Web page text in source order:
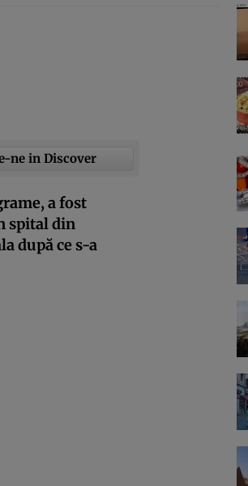
ne in Discover
a fost
spital din
după ce s-a